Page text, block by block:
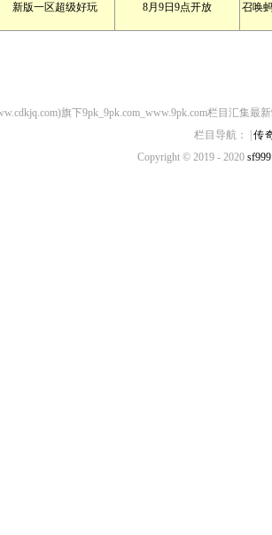
新版一区超级好玩 8月9日9点开放 召唤
旗下9pk_9pk.com_www.9pk.com栏目汇集最
栏目导航： |传
Copyright © 2019 - 2020 sf999